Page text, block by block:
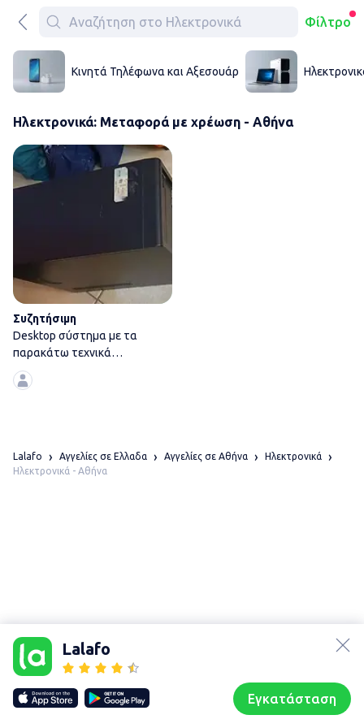
Φίλτρο
Κινητά Τηλέφωνα και Αξεσουάρ
Ηλεκτρονικά: Μεταφορά με χρέωση - Αθήνα
Συζητήσιμη
Desktop σύστημα με τα
παρακάτω τεχνικά
χαρακτηριστικά: Windows 11
Lalafo
Εγκατάσταση
Lalafo Αγγελίες σε Ελλαδα Αγγελίες σε Αθήνα
Ηλεκτρονικά
Ηλεκτρονικά - Αθήνα
Our websites
lalafo.kg
lalafo.rs
lalafo.pl
Sitemap
Χάρτης
Συζητήσεις Προφίλ